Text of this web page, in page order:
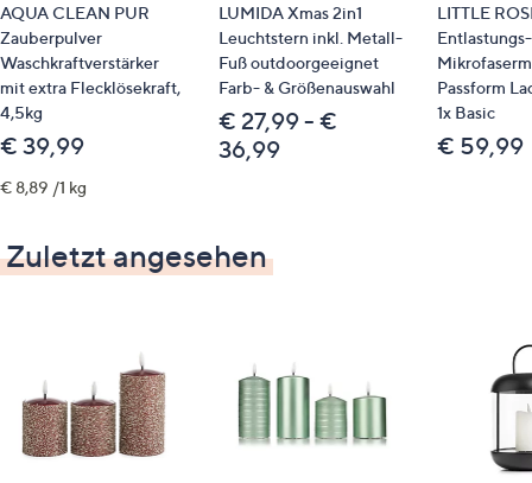
Passende Produkte
813708 CASA DAWID by Dawid Tomaszewski
AQUA CLEAN PUR
Zauberpulver
Waschkraftverstärker
mit extra Flecklösekraft,
4,5kg
€ 39,99
€ 8,89 /1 kg
LUMIDA Xmas 2in1
Leuchtstern inkl. Metall-
Fuß outdoorgeeignet
Farb- & Größenauswahl
€ 27,99 - €
36,99
LITTLE
Passform
1x Basic
€ 59,99
Zuletzt angesehen